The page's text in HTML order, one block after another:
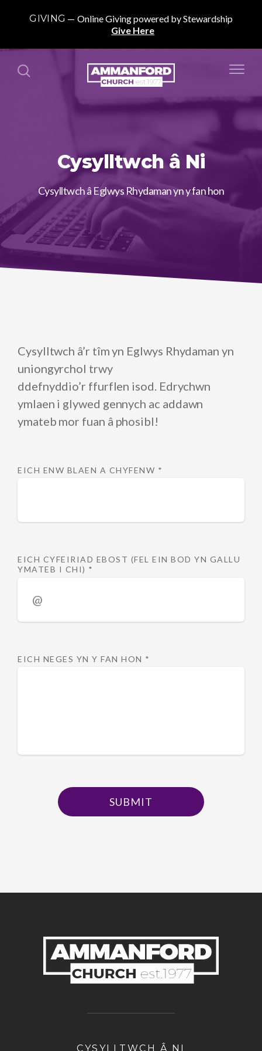
GIVING
Online Giving powered by Stewardship
Give Here
Cysylltwch â Ni
Cysylltwch â Eglwys Rhydaman yn y fan hon
Cysylltwch â’r tîm yn Eglwys Rhydaman yn
uniongyrchol trwy
ddefnyddio’r ffurflen isod. Edrychwn
ymlaen i glywed gennych ac addawn
ymateb mor fuan â phosibl!
EICH ENW BLAEN A CHYFENW *
EICH CYFEIRIAD EBOST (FEL EIN BOD YN GALLU
YMATEB I CHI) *
EICH NEGES YN Y FAN HON *
SUBMIT
CYSYLLTWCH Â NI